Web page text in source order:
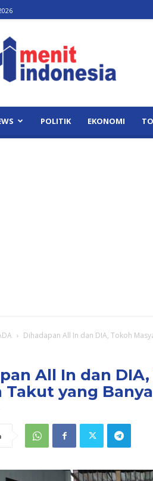
Indonesia
POLITIK EKONOMI
Dihadapan All In dan DIA, Tokoh
All In dan
Takut yang